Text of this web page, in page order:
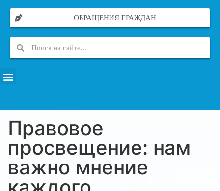
ОБРАЩЕНИЯ ГРАЖДАН
Правовое
просвещение: нам
важно мнение